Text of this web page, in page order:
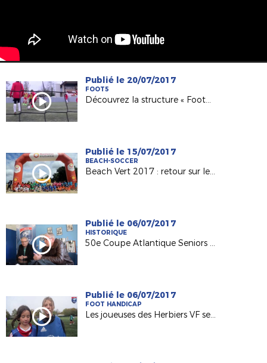
Publié le 20/07/2017
FOOT5
Découvrez la structure « Foot5 Mobile FFF » !
Publié le 15/07/2017
BEACH-SOCCER
Beach Vert 2017 : retour sur les 4 étapes de la 1ère semaine !
Publié le 06/07/2017
HISTORIQUE
50e Coupe Atlantique Seniors : Retour sur la victoire de l'ASPTT Nantes en 1982
Publié le 06/07/2017
FOOT HANDICAP
Les joueuses des Herbiers VF sensibilisées au football adapté